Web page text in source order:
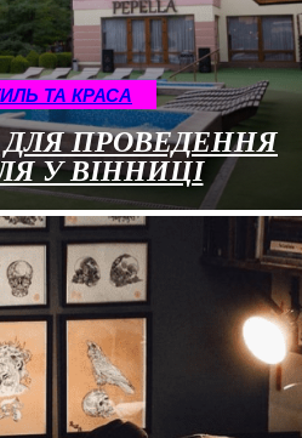
ТА КРАСА
ДЛЯ ПРОВЕДЕННЯ
У ВІННИЦІ